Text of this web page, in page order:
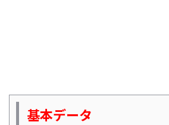
基本データ